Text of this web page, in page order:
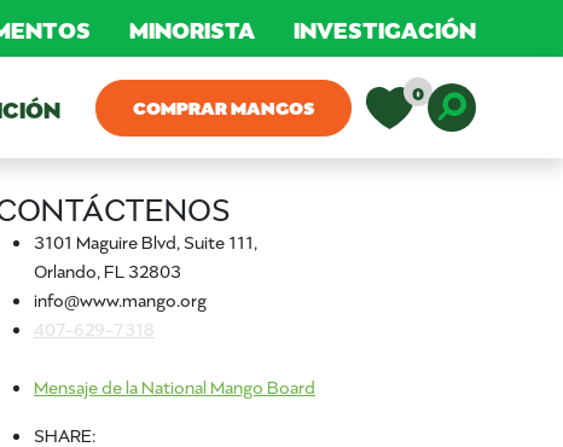
MINORISTA INVESTIGACIÓN
COMPRAR MANGOS
0
3101 Maguire Blvd, Suite 111,
Orlando, FL 32803
info@www.mango.org
407-629-7318
Mensaje de la National Mango Board
SHARE: